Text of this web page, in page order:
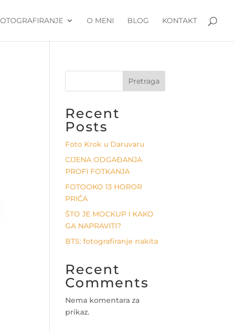
O MENI BLOG KONTAKT
Pretraga
Recent
Posts
Foto Krok u Daruvaru
CIJENA ODGAĐANJA
PROFI FOTKANJA
FOTOOKO 13 HOROR
PRIČA
ŠTO JE MOCKUP I KAKO
GA NAPRAVITI?
BTS: fotografiranje nakita
Recent
Comments
Nema komentara za
prikaz.